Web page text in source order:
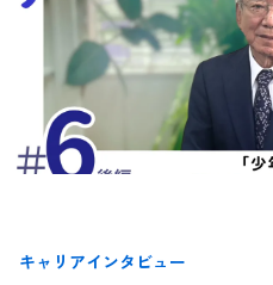
キャリアインタビュー